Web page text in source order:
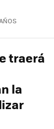
traerá
la